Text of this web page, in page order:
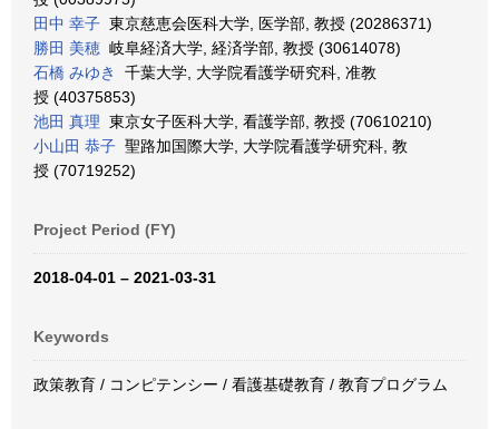
田中 幸子 東京慈恵会医科大学, 医学部, 教授 (20286371)
勝田 美穂 岐阜経済大学, 経済学部, 教授 (30614078)
石橋 みゆき
千葉大学, 大学院看護学研究科, 准教
授 (40375853)
池田 真理 東京女子医科大学, 看護学部, 教授 (70610210)
小山田 恭子 聖路加国際大学, 大学院看護学研究科, 教
授 (70719252)
Project Period (FY)
2018-04-01 – 2021-03-31
Keywords
政策教育 / コンピテンシー / 看護基礎教育 / 教育プログラム